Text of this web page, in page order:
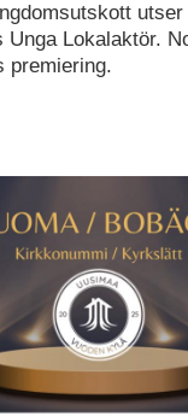
Lokalaktör.
premiering.